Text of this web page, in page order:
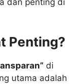
dan penting di
Penting?
di
utama adalah